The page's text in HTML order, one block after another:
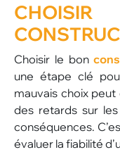
Choisir le bon
une étape clé
mauvais choix
des retards sur
conséquences.
évaluer la fiabilité